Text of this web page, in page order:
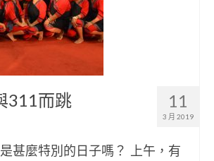
11
3 月 2019
311而跳
甚麼特別的日子嗎？ 上午，有